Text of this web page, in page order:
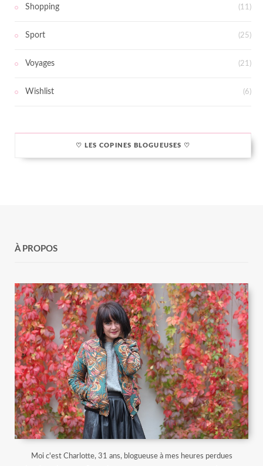
Shopping (11)
Sport (25)
Voyages (21)
Wishlist (6)
♡ LES COPINES BLOGUEUSES ♡
À PROPOS
Moi c'est Charlotte, 31 ans, blogueuse à mes heures perdues